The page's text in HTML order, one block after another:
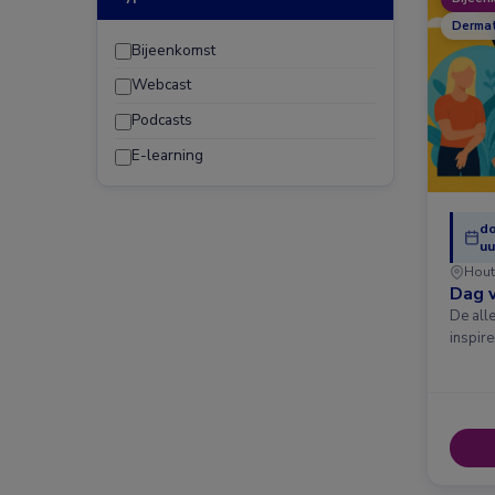
Bijeenkomst
Webcast
Podcasts
E-learning
Dag
De